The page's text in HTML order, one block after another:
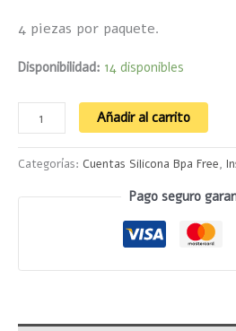
4 piezas por paquete.
Disponibilidad: 14 disponibles
Añadir al carrito
Categorías: Cuentas Silicona Bpa Free,
Pago seguro